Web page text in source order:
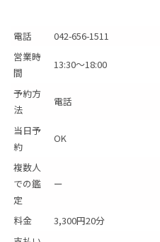
電話
042-656-1511
営業時
間
13:30〜18:00
予約方
法
電話
当日予
約
OK
複数人
での鑑
定
ー
料金
3,300円20分